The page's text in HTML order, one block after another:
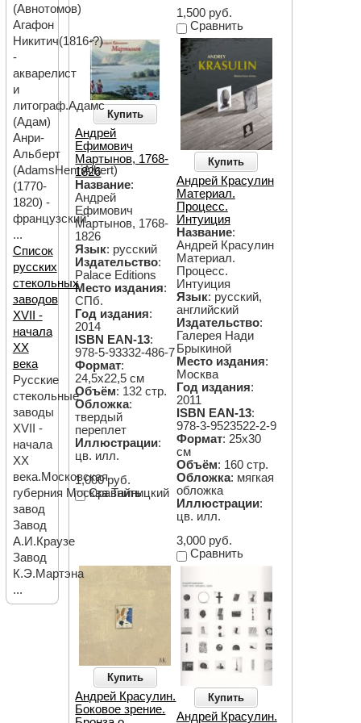
1,500 руб.
Сравнить
Купить
Андрей
Ефимович
Мартынов, 1768-
1826
Название:
Андрей
Ефимович
Мартынов, 1768-
1826
Язык: русский
Издательство:
Palace Editions
Место издания:
СПб.
Год издания:
2014
ISBN EAN-13:
978-5-93332-486-7
Формат:
24,5х22,5 см
Объём: 132 стр.
Обложка:
твердый
переплет
Иллюстрации:
цв. илл.
1,000 руб.
Сравнить
Купить
Андрей Красулин
Материал.
Процесс.
Интуиция
Название:
Андрей Красулин
Материал.
Процесс.
Интуиция
Язык: русский,
английский
Издательство:
Галерея Нади
Брыкиной
Место издания:
Москва
Год издания:
2011
ISBN EAN-13:
978-3-9523522-2-9
Формат: 25х30
см
Объём: 160 стр.
Обложка: мягкая
обложка
Иллюстрации:
цв. илл.
3,000 руб.
Сравнить
Купить
Андрей Красулин.
Боковое зрение.
Купить
Андрей Красулин.
(Авнотомов)
Агафон
Никитич(1816-?)
-
акварелист
и
литограф.Адамс
(Адам)
Анри-
Альберт
(AdamsHenriAlbert)
(1770-
1820) -
французский
...
Список
русских
стекольных
заводов
XVII -
начала
ХХ
века
Русские
стекольные
заводы
XVII -
начала
ХХ
века.Московская
губерния Москва Тайницкий
завод
Завод
А.И.Краузе
Завод
К.Э.Мартэна
...